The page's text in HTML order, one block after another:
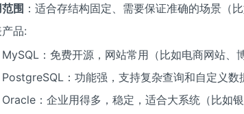
围 ：适合存结构固定、需要保证准确的场景（
品:
MySQL：免费开源，网站常用（比如电商网站、
PostgreSQL：功能强，支持复杂查询和自定义数
Oracle：企业用得多，稳定，适合大系统（比如银